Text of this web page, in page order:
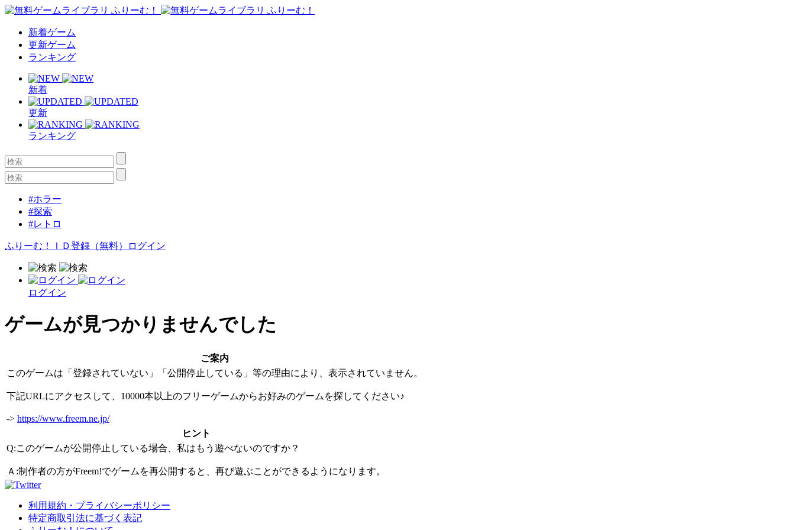
新着ゲーム
更新ゲーム
ランキング
新着
更新
ランキング
#ホラー
#探索
#レトロ
ふりーむ！ＩＤ登録（無料） ログイン
ログイン
ゲームが見つかりませんでした
ご案内
このゲームは「登録されていない」「公開停止している」等の理由により、表示されていません。
下記URLにアクセスして、10000本以上のフリーゲームからお好みのゲームを探してください♪
-> https://www.freem.ne.jp/
ヒント
Q:このゲームが公開停止している場合、私はもう遊べないのですか？
Ａ:制作者の方がFreem!でゲームを再公開すると、再び遊ぶことができるようになります。
利用規約・プライバシーポリシー
特定商取引法に基づく表記